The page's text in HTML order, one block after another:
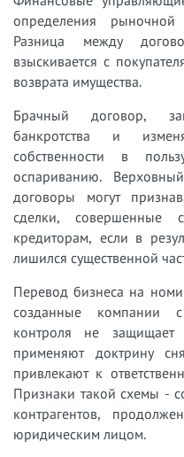
определения
Разница между
взыскивается с
возврата имущества.
Брачный договор,
банкротства и
собственности в
оспариванию.
договоры могут
сделки, совершенные
кредиторам, если в
лишился существенной
Перевод бизнеса на
созданные компании с
контроля не
применяют доктрину
привлекают к
Признаки такой схемы -
контрагентов,
юридическим лицом.